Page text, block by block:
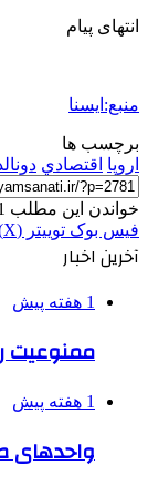
انتهای پیام
منبع:ایسنا
برچسب ها
اروپا اقتصادي
خواندن این مطلب 1 دقیقه زمان میبرد
فیس بوک توییتر (X)
آخرین اخبار
1 هفته پیش
ممنوعیت
1 هفته پیش
واحدهای